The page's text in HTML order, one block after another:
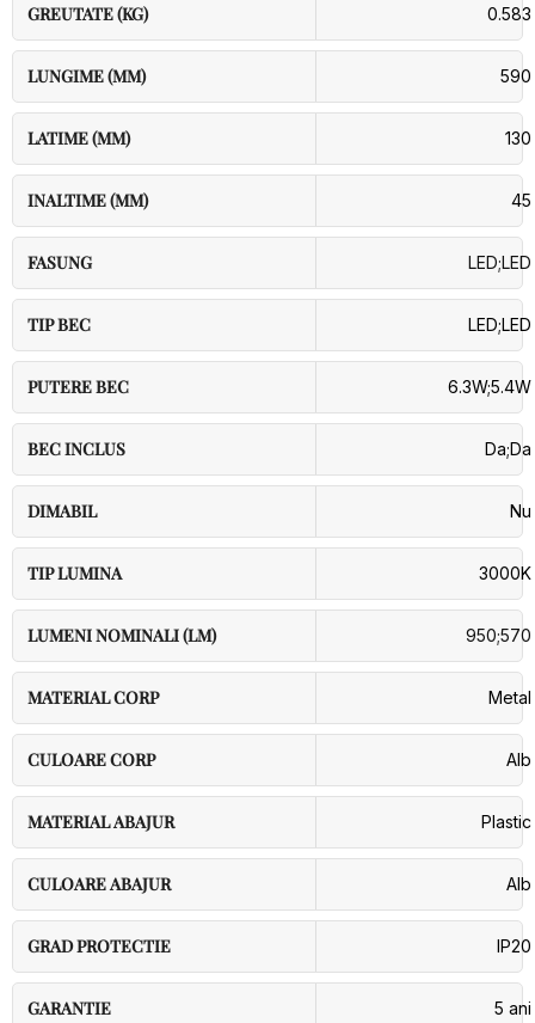
GREUTATE (KG) 0.583
LUNGIME (MM) 590
LATIME (MM) 130
INALTIME (MM) 45
FASUNG LED;LED
TIP BEC LED;LED
PUTERE BEC 6.3W;5.4W
BEC INCLUS Da;Da
DIMABIL Nu
TIP LUMINA 3000K
LUMENI NOMINALI (LM) 950;570
MATERIAL CORP Metal
CULOARE CORP Alb
MATERIAL ABAJUR Plastic
CULOARE ABAJUR Alb
GRAD PROTECTIE IP20
GARANTIE 5 ani